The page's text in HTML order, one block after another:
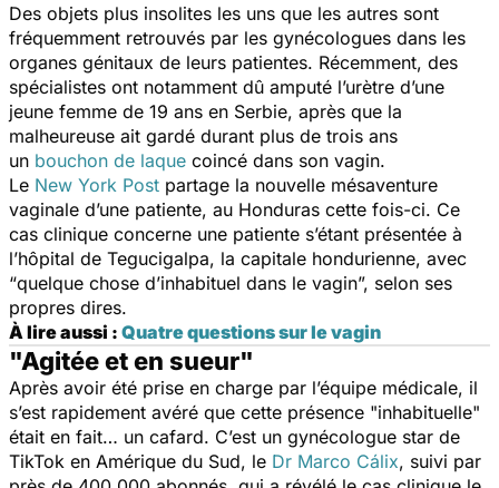
Des objets plus insolites les uns que les autres sont
fréquemment retrouvés par les gynécologues dans les
organes génitaux de leurs patientes. Récemment, des
spécialistes ont notamment dû amputé l’urètre d’une
jeune femme de 19 ans en Serbie, après que la
malheureuse ait gardé durant plus de trois ans
un bouchon de laque coincé dans son vagin.
Le New York Post partage la nouvelle mésaventure
vaginale d’une patiente, au Honduras cette fois-ci. Ce
cas clinique concerne une patiente s’étant présentée à
l’hôpital de Tegucigalpa, la capitale hondurienne, avec
“quelque chose d’inhabituel dans le vagin”, selon ses
propres dires.
À lire aussi : Quatre questions sur le vagin
"Agitée et en sueur"
Après avoir été prise en charge par l’équipe médicale, il
s’est rapidement avéré que cette présence "inhabituelle"
était en fait… un cafard. C’est un gynécologue star de
TikTok en Amérique du Sud, le Dr Marco Cálix, suivi par